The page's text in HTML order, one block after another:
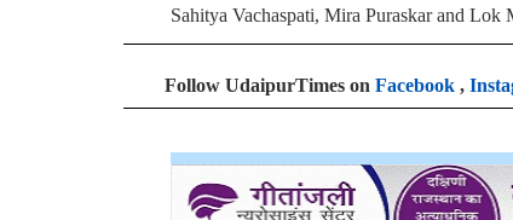
Sahitya Vachaspati, Mira Puraskar and Lok
Follow UdaipurTimes on Facebook ,